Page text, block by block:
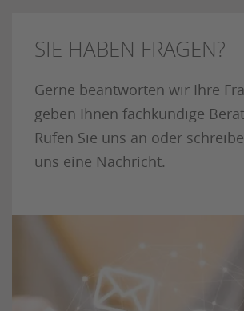
SIE HABEN FRAGEN?
Gerne beantworten wir Ihre
geben Ihnen fachkundige
Rufen Sie uns an oder
uns eine Nachricht.